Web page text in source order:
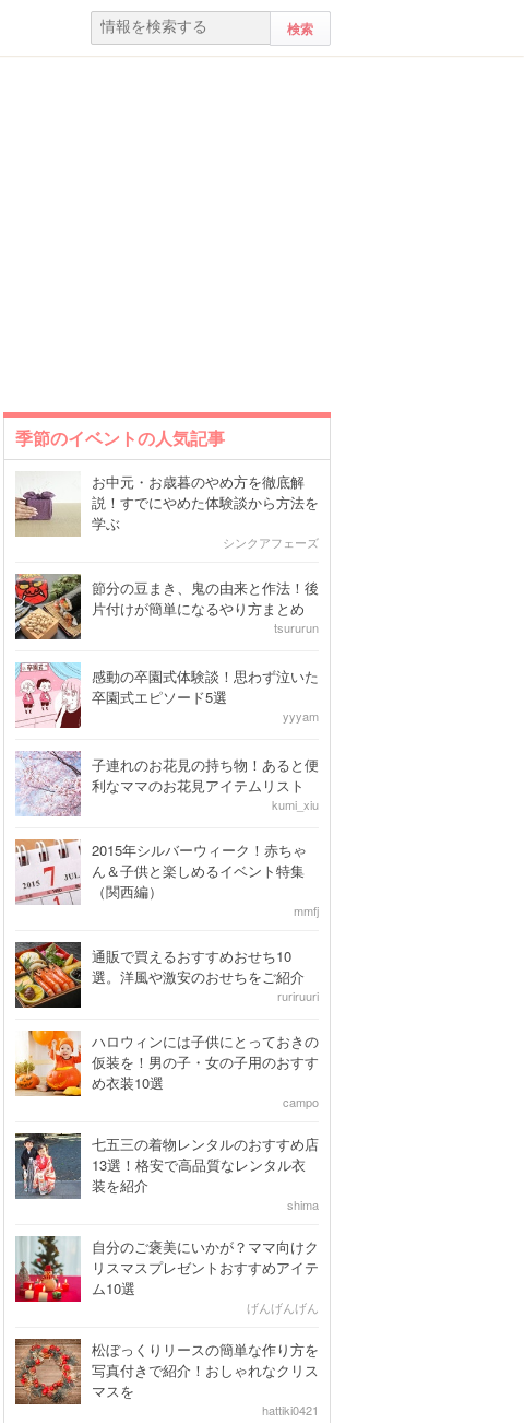
季節のイベントの人気記事
お中元・お歳暮のやめ方を徹底解
説！すでにやめた体験談から方法を
学ぶ
シンクアフェーズ
節分の豆まき、鬼の由来と作法！後
片付けが簡単になるやり方まとめ
tsururun
感動の卒園式体験談！思わず泣いた
卒園式エピソード5選
yyyam
子連れのお花見の持ち物！あると便
利なママのお花見アイテムリスト
kumi_xiu
2015年シルバーウィーク！赤ちゃ
ん＆子供と楽しめるイベント特集
（関西編）
mmfj
通販で買えるおすすめおせち10
選。洋風や激安のおせちをご紹介
ruriruuri
ハロウィンには子供にとっておきの
仮装を！男の子・女の子用のおすす
め衣装10選
campo
七五三の着物レンタルのおすすめ店
13選！格安で高品質なレンタル衣
装を紹介
shima
自分のご褒美にいかが？ママ向けク
リスマスプレゼントおすすめアイテ
ム10選
げんげんげん
松ぼっくりリースの簡単な作り方を
写真付きで紹介！おしゃれなクリス
マスを
hattiki0421